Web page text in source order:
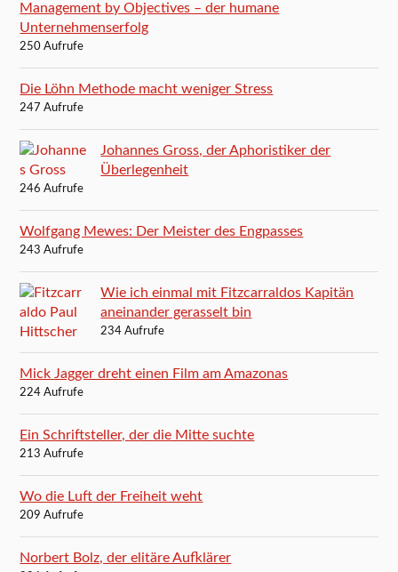
Management by Objectives – der humane
Unternehmenserfolg
250 Aufrufe
Die Löhn Methode macht weniger Stress
247 Aufrufe
Johannes Gross, der Aphoristiker der
Überlegenheit
246 Aufrufe
Wolfgang Mewes: Der Meister des Engpasses
243 Aufrufe
Wie ich einmal mit Fitzcarraldos Kapitän
aneinander gerasselt bin
234 Aufrufe
Mick Jagger dreht einen Film am Amazonas
224 Aufrufe
Ein Schriftsteller, der die Mitte suchte
213 Aufrufe
Wo die Luft der Freiheit weht
209 Aufrufe
Norbert Bolz, der elitäre Aufklärer